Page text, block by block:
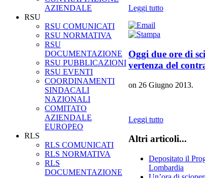
Leggi tutto
Oggi due ore di
vertenza del
on 26 Giugno 2013.
Leggi tutto
Altri articoli...
Depositato il
Lombardia
AZIENDALE
RSU
RSU COMUNICATI
RSU NORMATIVA
RSU
DOCUMENTAZIONE
RSU PUBBLICAZIONI
RSU EVENTI
COORDINAMENTI
SINDACALI
NAZIONALI
COMITATO
AZIENDALE
EUROPEO
RLS
RLS COMUNICATI
RLS NORMATIVA
RLS
DOCUMENTAZIONE